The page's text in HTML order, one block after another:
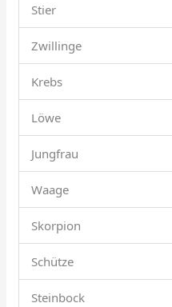
Stier
Zwillinge
Krebs
Löwe
Jungfrau
Waage
Skorpion
Schütze
Steinbock